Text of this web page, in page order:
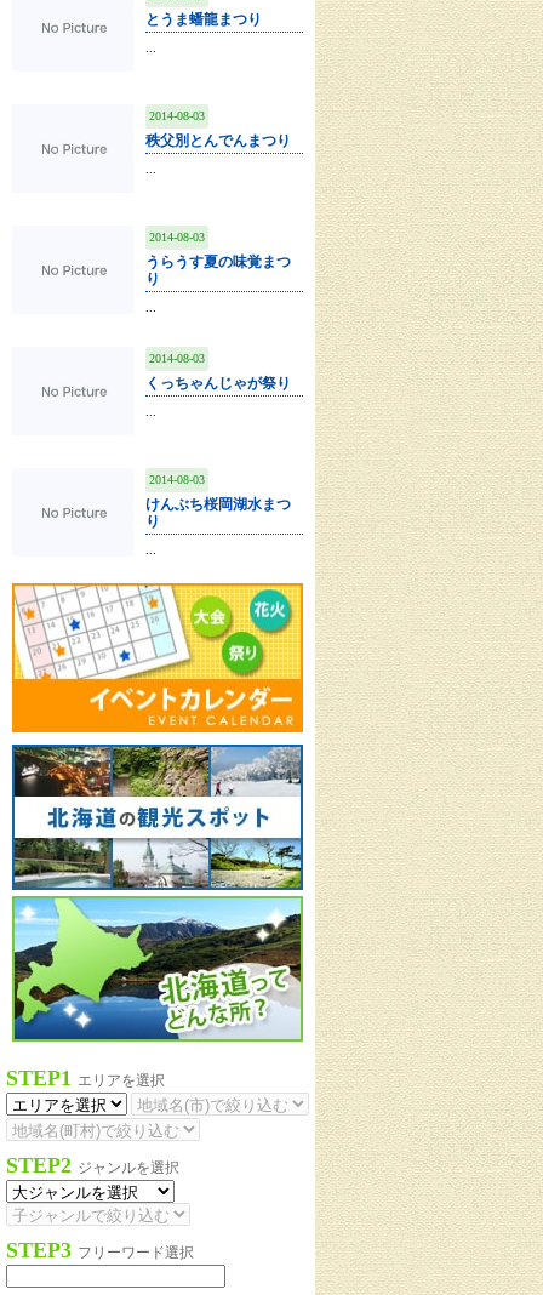
とうま蟠龍まつり
2014-08-03
秩父別とんでんまつり
2014-08-03
うらうす夏の味覚まつ
り
2014-08-03
くっちゃんじゃが祭り
2014-08-03
けんぶち桜岡湖水まつ
り
STEP1 エリアを選択
STEP2 ジャンルを選択
STEP3 フリーワード選択